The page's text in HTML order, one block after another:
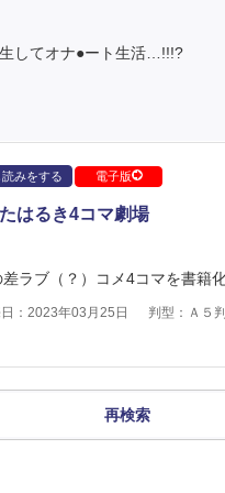
してオナ●ート生活…!!!?
みをする 電子版
はるき4コマ劇場
ラブ（？）コメ4コマを書籍
：2023年03月25日 判型：Ａ５
再検索